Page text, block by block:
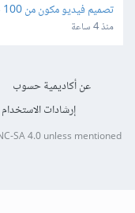
تصميم فيديو مكون من 100 صورة
منذ 4 ساعة
عن أكاديمية حسوب
إرشادات الاستخدام
SA 4.0unless mentioned